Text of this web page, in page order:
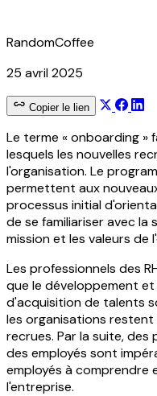
RandomCoffee
25 avril 2025
Copier le lien
Le terme « onboarding
lesquels les nouvelles
l'organisation. Le
permettent aux
processus initial
de se familiariser avec la
mission et les valeurs de
Les professionnels des
que le développement
d'acquisition de talents
les organisations restent
recrues. Par la suite,
des employés sont
employés à comprendre
l'entreprise.